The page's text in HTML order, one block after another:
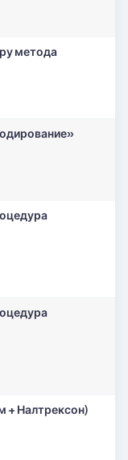
метода
+ Налтрексон)